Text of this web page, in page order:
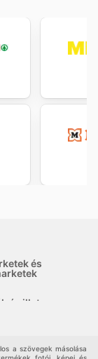
és
és illatszer-
a szövegek másolása